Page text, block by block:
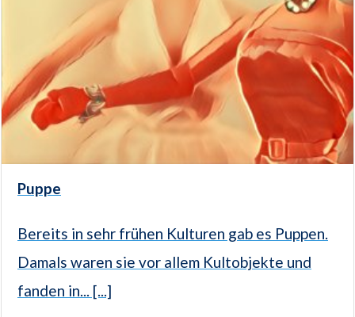
Puppe
Bereits in sehr frühen Kulturen gab es Puppen.
Damals waren sie vor allem Kultobjekte und
fanden in... [...]